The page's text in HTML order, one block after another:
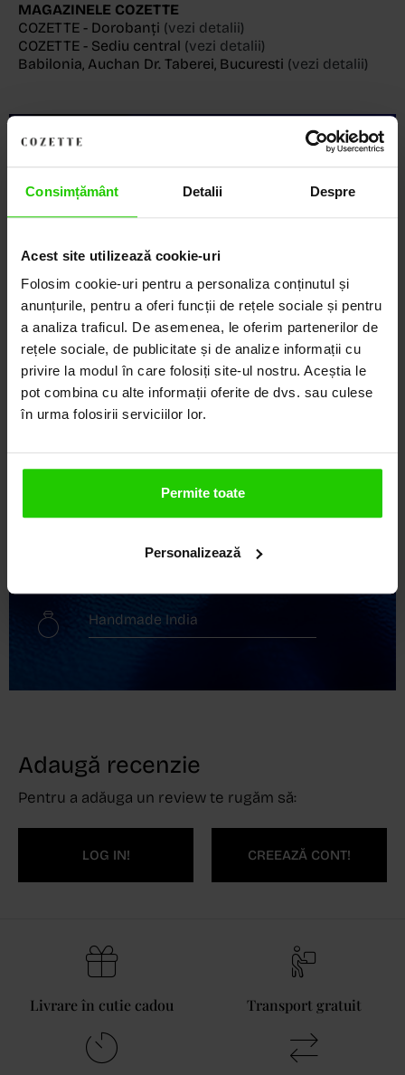
Consimțământ Detalii Despre
Acest site utilizează cookie-uri
Folosim cookie-uri pentru a personaliza conținutul și
anunțurile, pentru a oferi funcții de rețele sociale și pentru
a analiza traficul. De asemenea, le oferim partenerilor de
rețele sociale, de publicitate și de analize informații cu
privire la modul în care folosiți site-ul nostru. Aceștia le
pot combina cu alte informații oferite de dvs. sau culese
în urma folosirii serviciilor lor.
Permite toate
Personalizează
MAGAZINELE COZETTE
COZETTE - Dorobanți (vezi detalii)
COZETTE - Sediu central (vezi detalii)
Babilonia, Auchan Dr. Taberei, Bucuresti (vezi detalii)
Descoperă Lumea COZETTE,
LOCUL UNDE STILUL
DEVINE ARTĂ!
COZETTE este destinația ta de top pentru bijuterii
elegante și rafinate, create cu măiestrie și pasiune.
Ne mândrim cu o vastă experiență în realizarea celor
mai sofisticate bijuterii din aur, argint și pietre
prețioase.
Descoperă avantajele de a cumpăra!
Transport gratuit
Livrare în 24 - 48h
Handmade India
Adaugă recenzie
Pentru a adăuga un review te rugăm să:
LOG IN! CREEAZĂ CONT!
Livrare în cutie cadou Transport gratuit